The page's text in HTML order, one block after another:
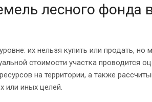
лесного фонда
их нельзя купить или продать, но
стоимости участка проводится
на территории, а также
или иных целей.